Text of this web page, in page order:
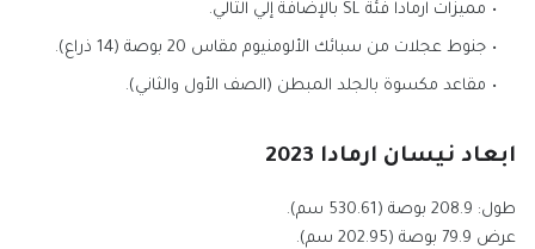
مميزات ارمادا فئة SL بالإضافة إلي التالي.
جنوط عجلات من سبائك الألومنيوم مقاس 20 بوصة (14 ذراع).
مقاعد مكسوة بالجلد المبطن (الصف الأول والثاني).
ابعاد نيسان ارمادا 2023
طول: 208.9 بوصة (530.61 سم).
عرض 79.9 بوصة (202.95 سم).